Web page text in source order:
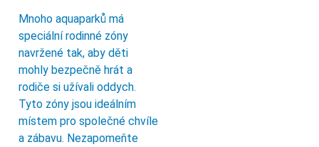
Mnoho aquaparků má
speciální rodinné zóny
navržené tak, aby děti
mohly bezpečně hrát a
rodiče si užívali oddych.
Tyto zóny jsou ideálním
místem pro společné chvíle
a zábavu. Nezapomeňte